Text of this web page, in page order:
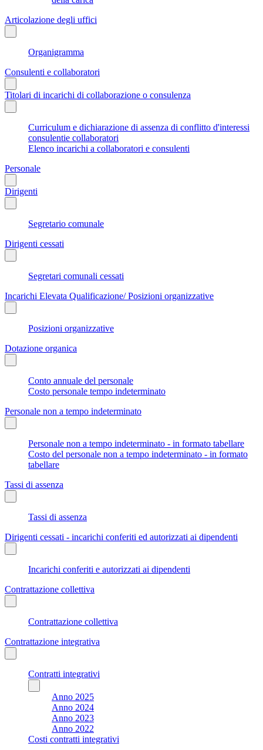
Articolazione degli uffici
Organigramma
Consulenti e collaboratori
Titolari di incarichi di collaborazione o consulenza
Curriculum e dichiarazione di assenza di conflitto d'interessi
consulentie collaboratori
Elenco incarichi a collaboratori e consulenti
Personale
Dirigenti
Segretario comunale
Dirigenti cessati
Segretari comunali cessati
Incarichi Elevata Qualificazione/ Posizioni organizzative
Posizioni organizzative
Dotazione organica
Conto annuale del personale
Costo personale tempo indeterminato
Personale non a tempo indeterminato
Personale non a tempo indeterminato - in formato tabellare
Costo del personale non a tempo indeterminato - in formato
tabellare
Tassi di assenza
Tassi di assenza
Dirigenti cessati - incarichi conferiti ed autorizzati ai dipendenti
Incarichi conferiti e autorizzati ai dipendenti
Contrattazione collettiva
Contrattazione collettiva
Contrattazione integrativa
Contratti integrativi
Anno 2025
Anno 2024
Anno 2023
Anno 2022
Costi contratti integrativi